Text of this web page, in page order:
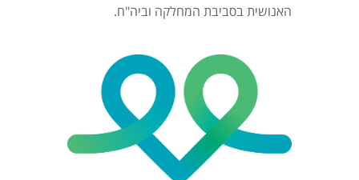
האנושית בסביבת המחלקה וביה"ח.